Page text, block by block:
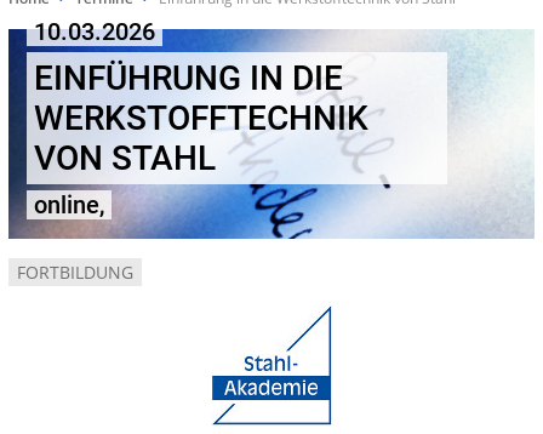
10.03.2026
EINFÜHRUNG IN DIE
WERKSTOFFTECHNIK
VON STAHL
online,
FORTBILDUNG